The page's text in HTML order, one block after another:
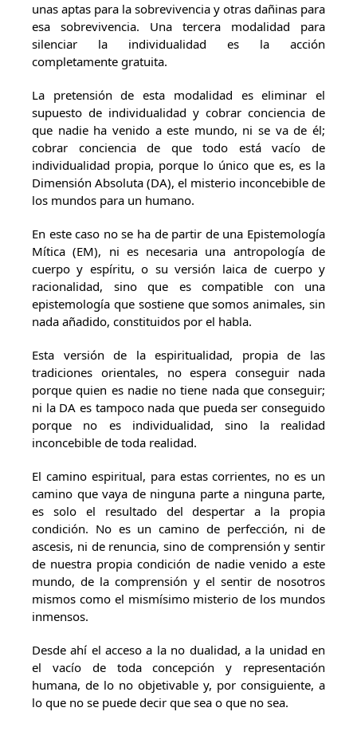
unas aptas para la sobrevivencia y otras dañinas para
esa sobrevivencia. Una tercera modalidad para
silenciar la individualidad es la acción
completamente gratuita.
La pretensión de esta modalidad es eliminar el
supuesto de individualidad y cobrar conciencia de
que nadie ha venido a este mundo, ni se va de él;
cobrar conciencia de que todo está vacío de
individualidad propia, porque lo único que es, es la
Dimensión Absoluta (DA), el misterio inconcebible de
los mundos para un humano.
En este caso no se ha de partir de una Epistemología
Mítica (EM), ni es necesaria una antropología de
cuerpo y espíritu, o su versión laica de cuerpo y
racionalidad, sino que es compatible con una
epistemología que sostiene que somos animales, sin
nada añadido, constituidos por el habla.
Esta versión de la espiritualidad, propia de las
tradiciones orientales, no espera conseguir nada
porque quien es nadie no tiene nada que conseguir;
ni la DA es tampoco nada que pueda ser conseguido
porque no es individualidad, sino la realidad
inconcebible de toda realidad.
El camino espiritual, para estas corrientes, no es un
camino que vaya de ninguna parte a ninguna parte,
es solo el resultado del despertar a la propia
condición. No es un camino de perfección, ni de
ascesis, ni de renuncia, sino de comprensión y sentir
de nuestra propia condición de nadie venido a este
mundo, de la comprensión y el sentir de nosotros
mismos como el mismísimo misterio de los mundos
inmensos.
Desde ahí el acceso a la no dualidad, a la unidad en
el vacío de toda concepción y representación
humana, de lo no objetivable y, por consiguiente, a
lo que no se puede decir que sea o que no sea.